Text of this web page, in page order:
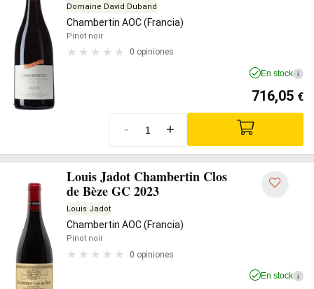
Domaine David Duband
Chambertin AOC (Francia)
Pinot noir
0 opiniones
En stock i
716,05 €
- +
Louis Jadot Chambertin Clos
de Bèze GC 2023
Louis Jadot
Chambertin AOC (Francia)
Pinot noir
0 opiniones
En stock i